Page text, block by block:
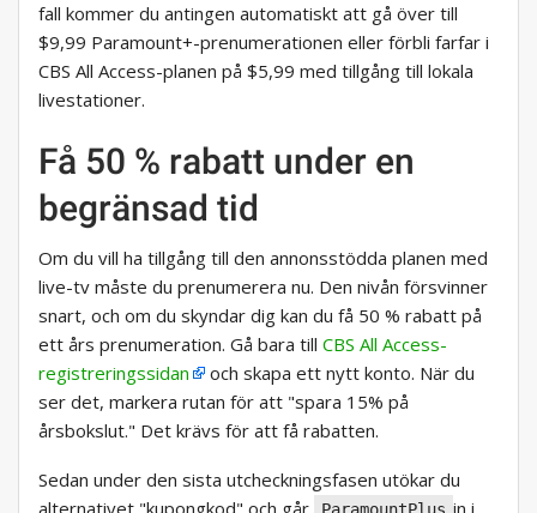
fall kommer du antingen automatiskt att gå över till
$9,99 Paramount+-prenumerationen eller förbli farfar i
CBS All Access-planen på $5,99 med tillgång till lokala
livestationer.
Få 50 % rabatt under en
begränsad tid
Om du vill ha tillgång till den annonsstödda planen med
live-tv måste du prenumerera nu. Den nivån försvinner
snart, och om du skyndar dig kan du få 50 % rabatt på
ett års prenumeration. Gå bara till CBS All Access-
registreringssidan
och skapa ett nytt konto. När du
ser det, markera rutan för att "spara 15% på
årsbokslut." Det krävs för att få rabatten.
Sedan under den sista utcheckningsfasen utökar du